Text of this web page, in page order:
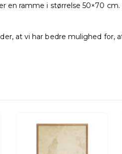
en ramme i størrelse 50×70
at vi har bedre mulighed